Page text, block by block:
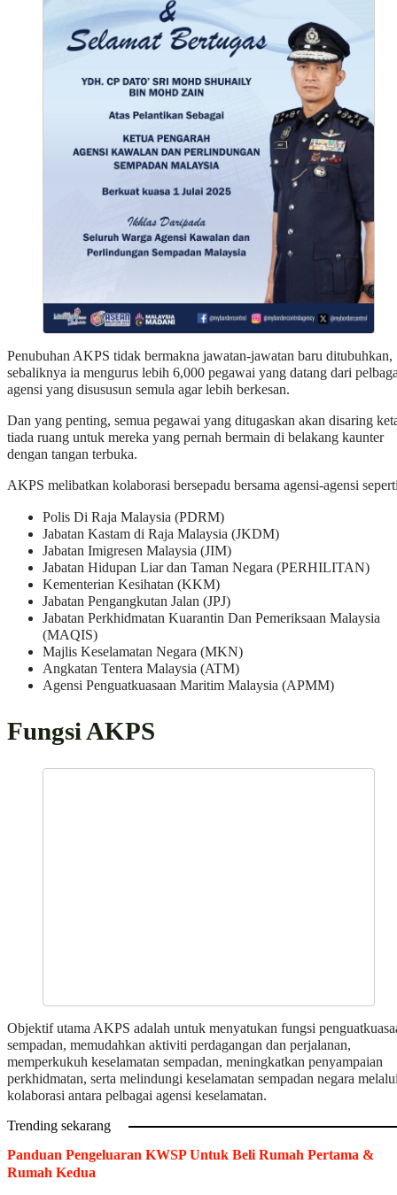
Penubuhan AKPS tidak bermakna jawatan-jawatan baru ditubuhkan,
sebaliknya ia mengurus lebih 6,000 pegawai yang datang dari
agensi yang disususun semula agar lebih berkesan.
Dan yang penting, semua pegawai yang ditugaskan akan disaring
tiada ruang untuk mereka yang pernah bermain di belakang kaunter
dengan tangan terbuka.
AKPS melibatkan kolaborasi bersepadu bersama agensi-agensi
Polis Di Raja Malaysia (PDRM)
Jabatan Kastam di Raja Malaysia (JKDM)
Jabatan Imigresen Malaysia (JIM)
Jabatan Hidupan Liar dan Taman Negara (PERHILITAN)
Kementerian Kesihatan (KKM)
Jabatan Pengangkutan Jalan (JPJ)
Jabatan Perkhidmatan Kuarantin Dan Pemeriksaan Malaysia
(MAQIS)
Majlis Keselamatan Negara (MKN)
Angkatan Tentera Malaysia (ATM)
Agensi Penguatkuasaan Maritim Malaysia (APMM)
Fungsi AKPS
Objektif utama AKPS adalah untuk menyatukan fungsi
sempadan, memudahkan aktiviti perdagangan dan perjalanan,
memperkukuh keselamatan sempadan, meningkatkan penyampaian
perkhidmatan, serta melindungi keselamatan sempadan negara
kolaborasi antara pelbagai agensi keselamatan.
Trending sekarang
Panduan Pengeluaran KWSP Untuk Beli Rumah Pertama &
Rumah Kedua